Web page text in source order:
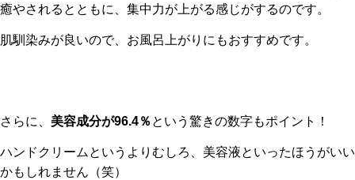
癒やされるとともに、集中力が上がる感じがするのです。
肌馴染みが良いので、お風呂上がりにもおすすめです。
さらに、 美容成分が96.4％ という驚きの数字もポイント！
ハンドクリームというよりむしろ、美容液といったほうがいい
かもしれません（笑）